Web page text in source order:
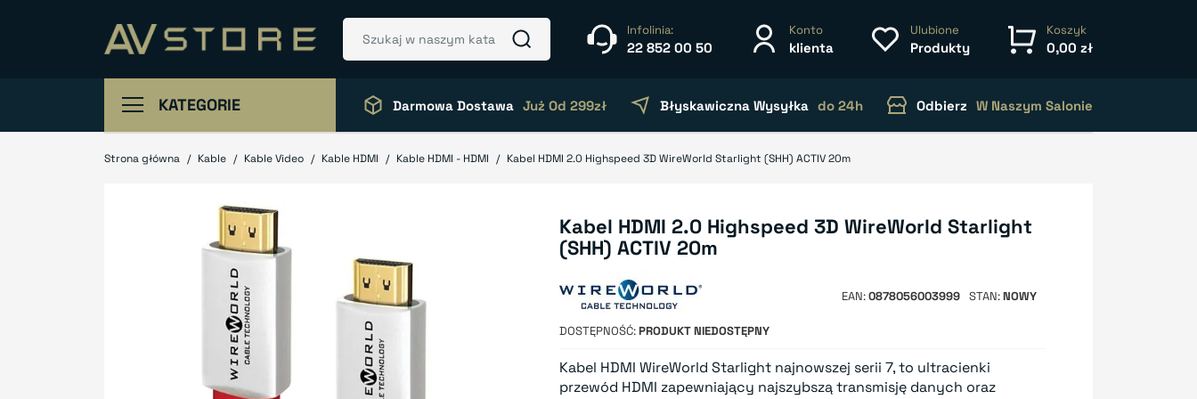
Infolinia:
22 852 00 50
Konto
klienta
Ulubione
Produkty
Koszyk
0,00 zł
KATEGORIE Darmowa Dostawa Już Od 299zł Błyskawiczna Wysyłka do 24h Odbierz W Naszym Salonie
Strona główna Kable Kable Video Kable HDMI Kable HDMI - HDMI Kabel HDMI 2.0 Highspeed 3D WireWorld Starlight (SHH) ACTIV 20m
Kabel HDMI 2.0 Highspeed 3D WireWorld Starlight
(SHH) ACTIV 20m
EAN 0878056003999 STAN NOWY
DOSTĘPNOŚĆ PRODUKT NIEDOSTĘPNY
Kabel HDMI WireWorld Starlight najnowszej serii 7, to ultracienki
przewód HDMI zapewniający najszybszą transmisję danych oraz